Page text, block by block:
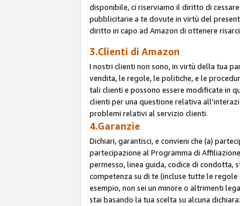
disponibile, ci riserviamo il diritto di
pubblicitarie a te dovute in virtù del
diritto in capo ad Amazon di ottenere
3.Clienti di Amazon
I nostri clienti non sono, in virtù della tua
vendita, le regole, le politiche, e le
tali clienti e possono essere modificate in
clienti per una questione relativa
problemi relativi al servizio clienti.
4.Garanzie
Dichiari, garantisci, e convieni che (a)
partecipazione al Programma di
permesso, linea guida, codice di condotta,
competenza su di te (incluse tutte le
esempio, non sei un minore o altrimenti
stai basando la tua scelta su alcuna